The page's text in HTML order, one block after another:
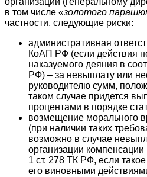
в том числе «золотого
частности, следующие риски:
административная
КоАП РФ (если действия
наказуемого деяния в
РФ) – за невыплату или
руководителю сумм,
таком случае придется
процентами в порядке
возмещение морального
(при наличии таких
возможно в случае
организации
1 ст. 278 ТК РФ, если
его виновными